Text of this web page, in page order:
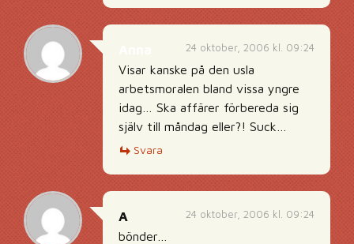
24 oktober, 2006 kl. 09:24
Visar kanske på den usla
arbetsmoralen bland vissa yngre
idag… Ska affärer förbereda sig
själv till måndag eller?! Suck…
Svara
24 oktober, 2006 kl. 09:24
A
bönder…